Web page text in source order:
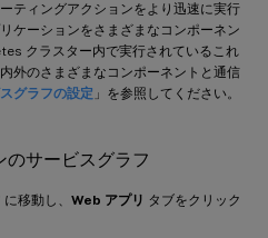
ティングアクションをより迅速に実行
ケーションをさまざまなコンポーネン
クラスター内で実行されているこれ
外のさまざまなコンポーネントと通信
グラフの設定 」を参照してください。
のサービスグラフ
に移動し、 Web アプリ タブをクリック